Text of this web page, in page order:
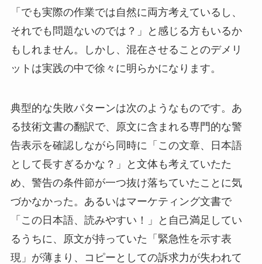
「でも実際の作業では自然に両方考えているし、
それでも問題ないのでは？」と感じる方もいるか
もしれません。しかし、混在させることのデメリ
ットは実践の中で徐々に明らかになります。
典型的な失敗パターンは次のようなものです。あ
る技術文書の翻訳で、原文に含まれる専門的な警
告表示を確認しながら同時に「この文章、日本語
として長すぎるかな？」と文体も考えていたた
め、警告の条件節が一つ抜け落ちていたことに気
づかなかった。あるいはマーケティング文書で
「この日本語、読みやすい！」と自己満足してい
るうちに、原文が持っていた「緊急性を示す表
現」が薄まり、コピーとしての訴求力が失われて